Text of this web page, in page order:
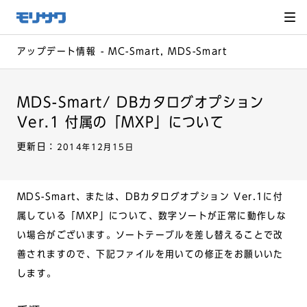
メ
ニュー
飛ばし
へ移動
アップデート情報 - MC-Smart, MDS-Smart
MDS-Smart/ DBカタログオプション
Ver.1 付属の「MXP」について
更新日： 2014年12月15日
MDS-Smart、または、DBカタログオプション Ver.1に付
属している「MXP」について、数字ソートが正常に動作しな
い場合がございます。ソートテーブルを差し替えることで改
善されますので、下記ファイルを用いての修正をお願いいた
します。